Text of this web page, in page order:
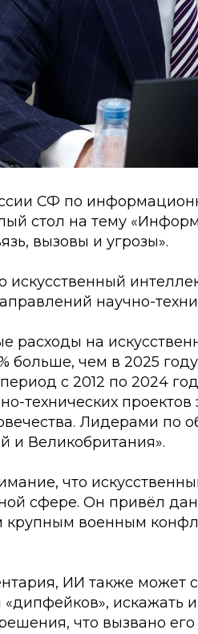
СФ по
стол на тему
вызовы и угрозы».
искусственный
научно-
расходы на
больше, чем в 2025
с 2012 по 2024
технических
Лидерами по
и Великобритания».
что
сфере. Он привёл
крупным военным
ИИ также может
«дипфейков»,
что вызвано